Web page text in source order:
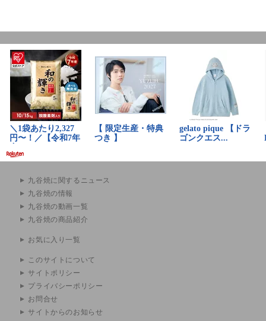
九谷焼に関するニュース
九谷焼の情報
九谷焼の動画一覧
九谷焼の商品紹介
お気に入り一覧
このサイトについて
サイトポリシー
プライバシーポリシー
お問合せ
サイトからのお知らせ